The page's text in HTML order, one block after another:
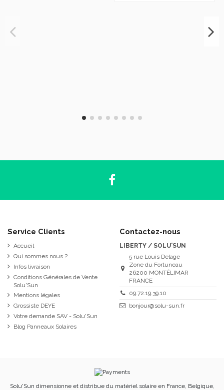
Service Clients
Accueil
Qui sommes nous ?
Infos livraison
Conditions Générales de Vente
Solu'Sun
Mentions légales
Grossiste DEYE
Votre demande SAV - Solu'Sun
Blog Panneaux Solaires
Contactez-nous
LIBERTY / SOLU'SUN
5 rue Louis Delage
Zone du Fortuneau
26200 MONTÉLIMAR
FRANCE
09.72.19.39.10
bonjour@solu-sun.fr
Solu'Sun dimensionne et distribue du matériel solaire en France, Belgique,